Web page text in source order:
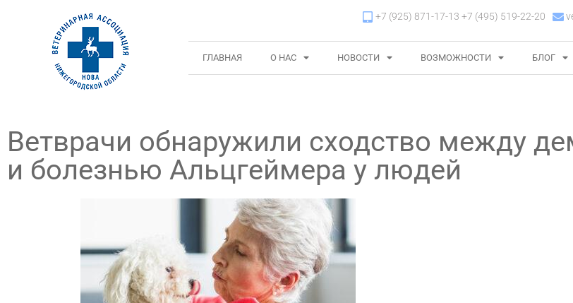
+7 (925) 871-17-13 +7 (495) 519-22-20
ГЛАВНАЯ О НАС НОВОСТИ ВОЗМОЖНОСТИ БЛОГ
Ветврачи обнаружили сходство между
и болезнью Альцгеймера у людей